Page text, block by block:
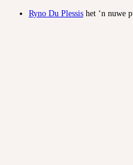
Ryno Du Plessis het ‘n nuwe